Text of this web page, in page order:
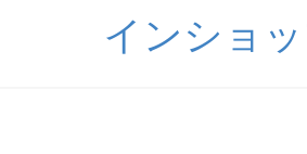
インショッ